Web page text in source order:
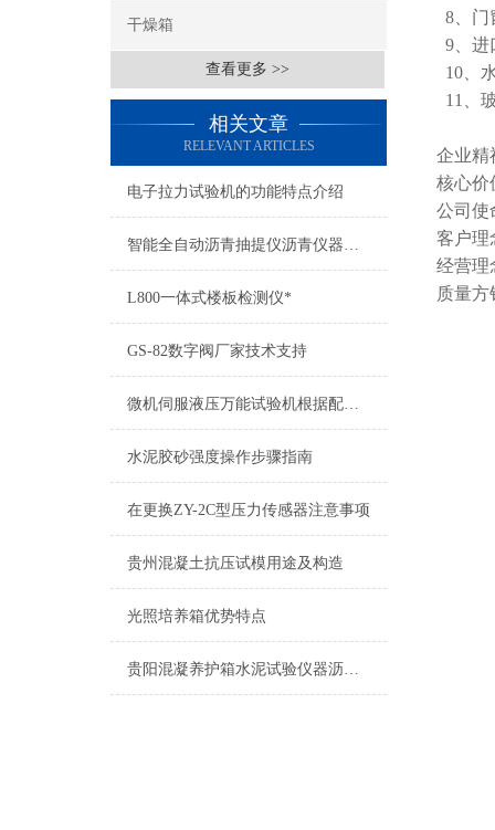
干燥箱
查看更多 >>
相关文章
RELEVANT ARTICLES
电子拉力试验机的功能特点介绍
智能全自动沥青抽提仪沥青仪器被广泛用于公路建设
L800一体式楼板检测仪*
GS-82数字阀厂家技术支持
微机伺服液压万能试验机根据配置不同价格不同
水泥胶砂强度操作步骤指南
在更换ZY-2C型压力传感器注意事项
贵州混凝土抗压试模用途及构造
光照培养箱优势特点
贵阳混凝养护箱水泥试验仪器沥青试验仪器系列
8、门
9、进
10、
11、
企业精
核心价
公司使
客户理
经营理
质量